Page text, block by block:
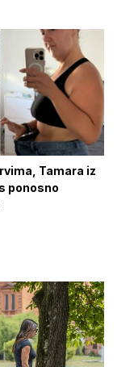
Tamara iz
ponosno